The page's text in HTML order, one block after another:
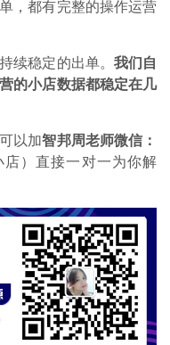
，都有完整的操作运营
续稳定的出单。 我们自
的小店数据都稳定在几
以加智邦周老师微信：
店）直接一对一为你解